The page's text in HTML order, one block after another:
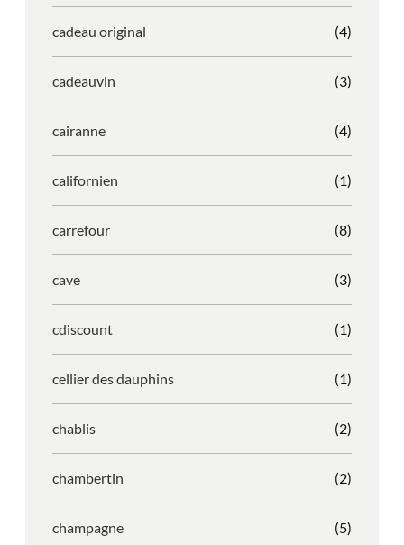
cadeau original (4)
cadeauvin (3)
cairanne (4)
californien (1)
carrefour (8)
cave (3)
cdiscount (1)
cellier des dauphins (1)
chablis (2)
chambertin (2)
champagne (5)